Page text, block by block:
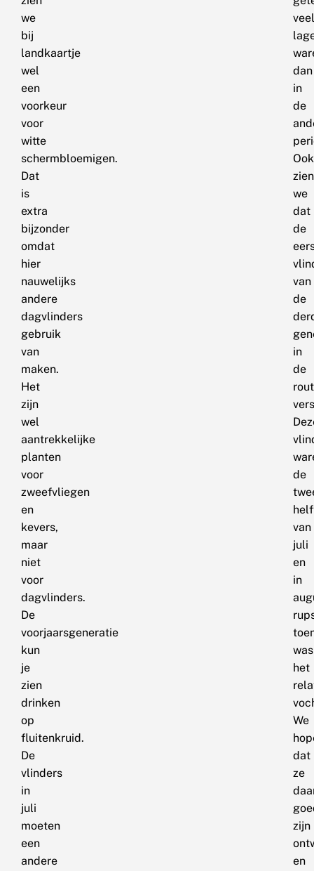
we
bij
landkaartje
wel
een
voorkeur
voor
witte
schermbloemigen.
Dat
is
extra
bijzonder
omdat
hier
nauwelijks
andere
dagvlinders
gebruik
van
maken.
Het
zijn
wel
aantrekkelijke
planten
voor
zweefvliegen
en
kevers,
maar
niet
voor
dagvlinders.
De
voorjaarsgeneratie
kun
je
zien
drinken
op
fluitenkruid.
De
vlinders
in
juli
moeten
een
andere
veel
dan
in
de
Ook
zien
we
dat
de
van
de
in
de
de
van
juli
en
in
was
het
We
dat
ze
zijn
en